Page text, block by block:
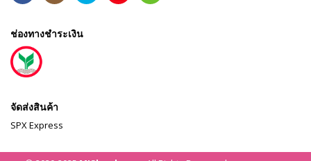
ช่องทางชำระเงิน
จัดส่งสินค้า
SPX Express